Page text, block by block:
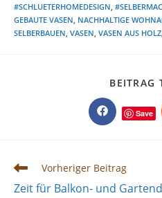
#SCHLUETERHOMEDESIGN
GEBAUTE VASEN NACHHALTIGE
SELBERBAUEN VASEN VASEN AUS HOLZ
BEITRAG
Öffnet
in
Save
Weitere
ansehen
Vorheriger Beitrag
Zeit für Balkon- und